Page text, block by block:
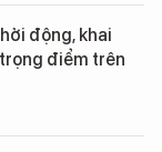
động, khai
điểm trên